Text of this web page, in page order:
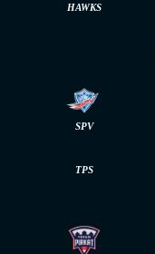
HAWKS
SPV
TPS